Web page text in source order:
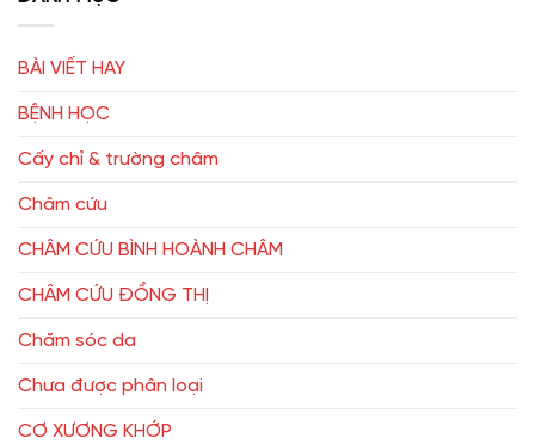
BÀI VIẾT HAY
BỆNH HỌC
Cấy chỉ & trường châm
Châm cứu
CHÂM CỨU BÌNH HOÀNH CHÂM
CHÂM CỨU ĐỔNG THỊ
Chăm sóc da
Chưa được phân loại
CƠ XƯƠNG KHỚP